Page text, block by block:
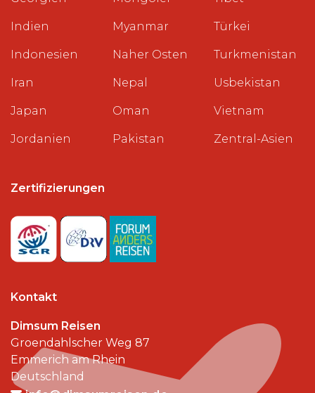
Indien
Indonesien
Iran
Japan
Jordanien
Myanmar
Naher Osten
Nepal
Oman
Pakistan
Türkei
Turkmenistan
Usbekistan
Vietnam
Zentral-Asien
Zertifizierungen
Kontakt
Dimsum Reisen
Groendahlscher Weg 87
Emmerich am Rhein
Deutschland